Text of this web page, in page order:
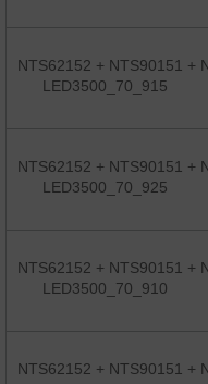
NTS62152 + NTS90151 +
LED3500_70_915
NTS62152 + NTS90151 +
LED3500_70_925
NTS62152 + NTS90151 +
LED3500_70_910
NTS62152 + NTS90151 +